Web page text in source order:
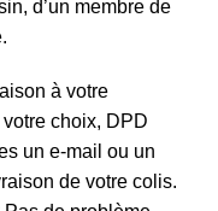
d’un membre de
à votre
choix, DPD
un e-mail ou un
de votre colis.